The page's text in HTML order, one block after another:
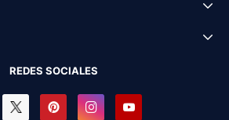
REDES SOCIALES